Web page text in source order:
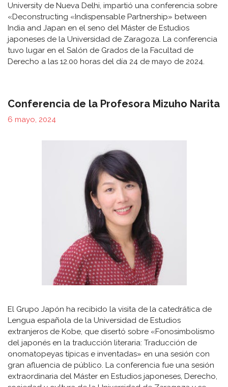
University de Nueva Delhi, impartió una conferencia sobre
«Deconstructing «Indispensable Partnership» between
India and Japan en el seno del Máster de Estudios
japoneses de la Universidad de Zaragoza. La conferencia
tuvo lugar en el Salón de Grados de la Facultad de
Derecho a las 12.00 horas del día 24 de mayo de 2024.
Conferencia de la Profesora Mizuho Narita
6 mayo, 2024
El Grupo Japón ha recibido la visita de la catedrática de
Lengua española de la Universidad de Estudios
extranjeros de Kobe, que disertó sobre «Fonosimbolismo
del japonés en la traducción literaria: Traducción de
onomatopeyas típicas e inventadas» en una sesión con
gran afluencia de público. La conferencia fue una sesión
extraordinaria del Máster en Estudios japoneses, Derecho,